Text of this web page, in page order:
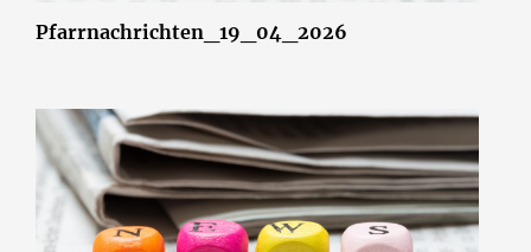
Pfarrnachrichten_19_04_2026